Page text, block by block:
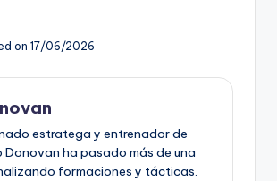
on 17/06/2026
estratega y entrenador de
Donovan ha pasado más de una
formaciones y tácticas.